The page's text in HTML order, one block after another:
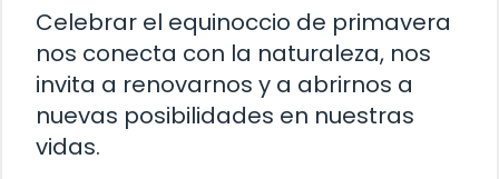
Celebrar el equinoccio de primavera
nos conecta con la naturaleza, nos
invita a renovarnos y a abrirnos a
nuevas posibilidades en nuestras
vidas.